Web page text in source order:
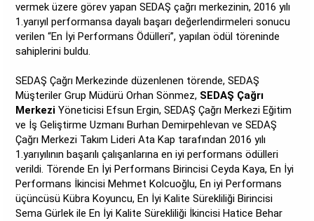
vermek üzere görev yapan SEDAŞ çağrı merkezinin, 2016 yılı
1.yarıyıl performansa dayalı başarı değerlendirmeleri sonucu
verilen “En İyi Performans Ödülleri”, yapılan ödül töreninde
sahiplerini buldu.
SEDAŞ Çağrı Merkezinde düzenlenen törende, SEDAŞ
Müşteriler Grup Müdürü Orhan Sönmez, SEDAŞ Çağrı
Merkezi Yöneticisi Efsun Ergin, SEDAŞ Çağrı Merkezi Eğitim
ve İş Geliştirme Uzmanı Burhan Demirpehlevan ve SEDAŞ
Çağrı Merkezi Takım Lideri Ata Kap tarafından 2016 yılı
1.yarıyılının başarılı çalışanlarına en iyi performans ödülleri
verildi. Törende En İyi Performans Birincisi Ceyda Kaya, En İyi
Performans İkincisi Mehmet Kolcuoğlu, En iyi Performans
üçüncüsü Kübra Koyuncu, En İyi Kalite Sürekliliği Birincisi
Sema Gürlek ile En İyi Kalite Sürekliliği İkincisi Hatice Behar